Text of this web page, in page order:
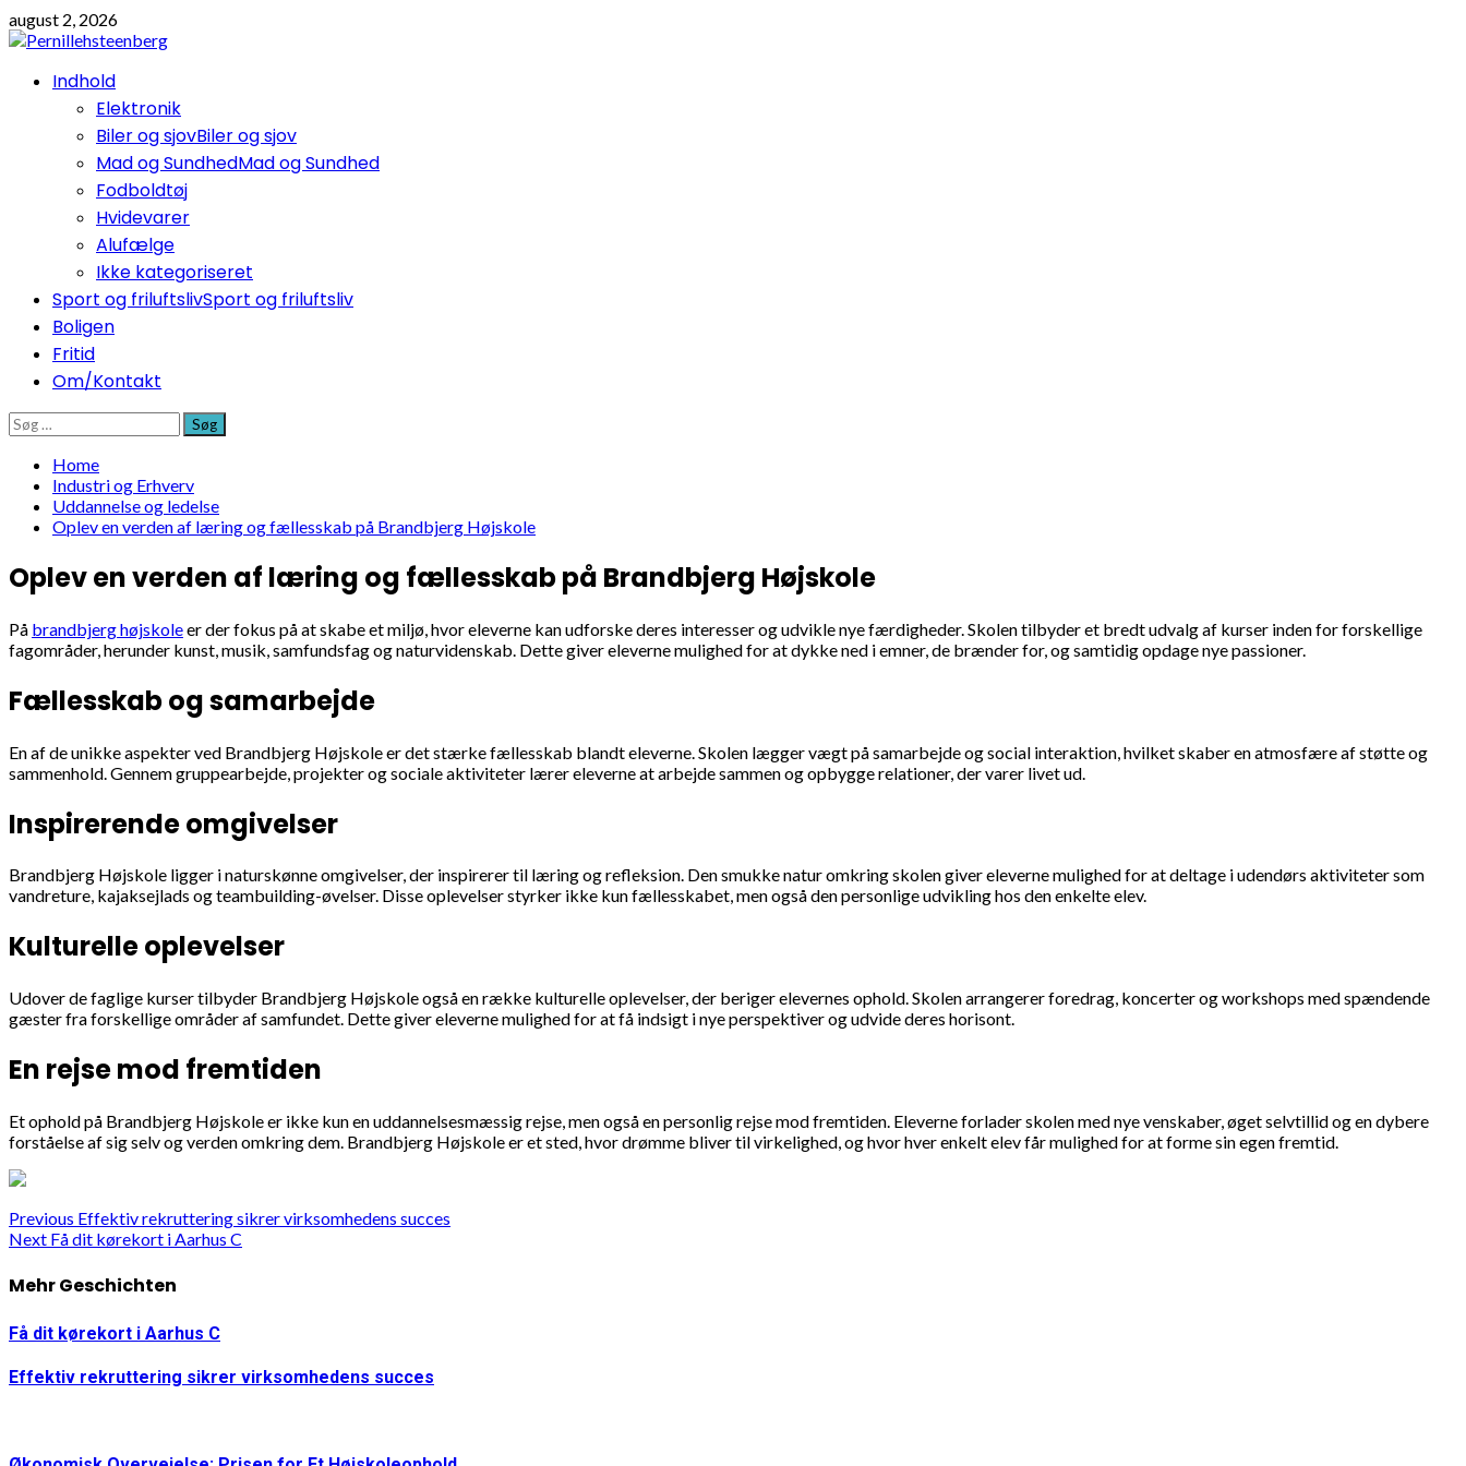
Skip
to
august 2, 2026
PrimaryIndhold
Elektronik
Biler og sjovBiler og sjov
Mad og SundhedMad og Sundhed
Fodboldtøj
Hvidevarer
Alufælge
Ikke kategoriseret
Sport og friluftslivSport og friluftsliv
Boligen
Fritid
Om/Kontakt
Søg
efter:
Home
Industri og Erhverv
Uddannelse og ledelse
Oplev en verden af læring og fællesskab på Brandbjerg Højskole
Oplev en verden af læring og fællesskab på Brandbjerg Højskole
På brandbjerg højskoleer der fokus på at skabe et miljø, hvor eleverne kan udforske deres interesser og udvikle nye færdigheder. Skolen tilbyder et bredt udvalg af kurser inden for forskellige
fagområder, herunder kunst, musik, samfundsfag og naturvidenskab. Dette giver eleverne mulighed for at dykke ned i emner, de brænder for, og samtidig opdage nye passioner.
Fællesskab og samarbejde
En af de unikke aspekter ved Brandbjerg Højskole er det stærke fællesskab blandt eleverne. Skolen lægger vægt på samarbejde og social interaktion, hvilket skaber en atmosfære af støtte og
sammenhold. Gennem gruppearbejde, projekter og sociale aktiviteter lærer eleverne at arbejde sammen og opbygge relationer, der varer livet ud.
Inspirerende omgivelser
Brandbjerg Højskole ligger i naturskønne omgivelser, der inspirerer til læring og refleksion. Den smukke natur omkring skolen giver eleverne mulighed for at deltage i udendørs aktiviteter som
vandreture, kajaksejlads og teambuilding-øvelser. Disse oplevelser styrker ikke kun fællesskabet, men også den personlige udvikling hos den enkelte elev.
Kulturelle oplevelser
Udover de faglige kurser tilbyder Brandbjerg Højskole også en række kulturelle oplevelser, der beriger elevernes ophold. Skolen arrangerer foredrag, koncerter og workshops med spændende
gæster fra forskellige områder af samfundet. Dette giver eleverne mulighed for at få indsigt i nye perspektiver og udvide deres horisont.
En rejse mod fremtiden
Et ophold på Brandbjerg Højskole er ikke kun en uddannelsesmæssig rejse, men også en personlig rejse mod fremtiden. Eleverne forlader skolen med nye venskaber, øget selvtillid og en dybere
forståelse af sig selv og verden omkring dem. Brandbjerg Højskole er et sted, hvor drømme bliver til virkelighed, og hvor hver enkelt elev får mulighed for at forme sin egen fremtid.
Continue
Previous Effektiv rekruttering sikrer virksomhedens succes
Next Få dit kørekort i Aarhus C
Mehr Geschichten
Få dit kørekort i Aarhus C
Effektiv rekruttering sikrer virksomhedens succes